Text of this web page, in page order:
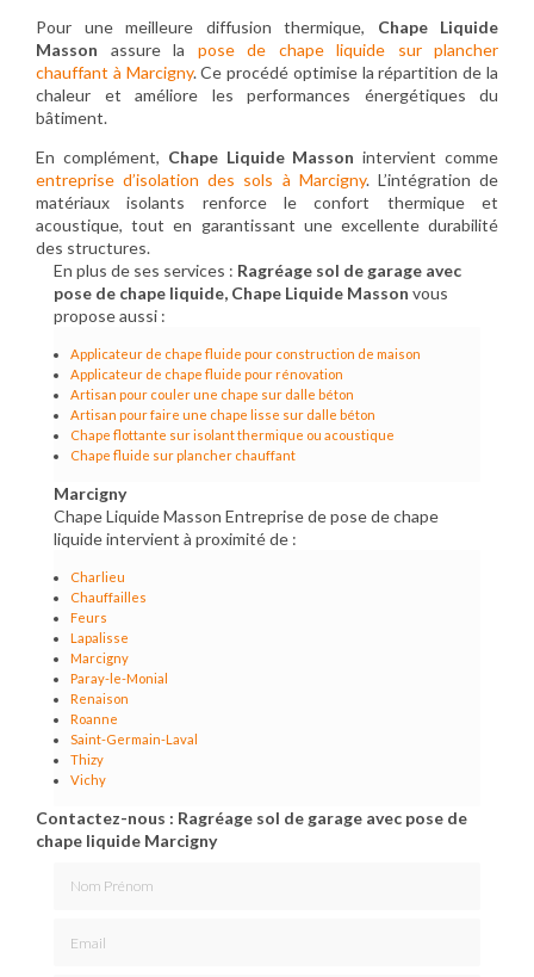
Pour une meilleure diffusion thermique, Chape Liquide
Masson assure la pose de chape liquide sur plancher
chauffant à Marcigny. Ce procédé optimise la répartition de la
chaleur et améliore les performances énergétiques du
bâtiment.
En complément, Chape Liquide Masson intervient comme
entreprise d’isolation des sols à Marcigny. L’intégration de
matériaux isolants renforce le confort thermique et
acoustique, tout en garantissant une excellente durabilité
des structures.
En plus de ses services : Ragréage sol de garage avec
pose de chape liquide, Chape Liquide Masson vous
propose aussi :
Applicateur de chape fluide pour construction de maison
Applicateur de chape fluide pour rénovation
Artisan pour couler une chape sur dalle béton
Artisan pour faire une chape lisse sur dalle béton
Chape flottante sur isolant thermique ou acoustique
Chape fluide sur plancher chauffant
Marcigny
Chape Liquide Masson Entreprise de pose de chape
liquide intervient à proximité de :
Charlieu
Chauffailles
Feurs
Lapalisse
Marcigny
Paray-le-Monial
Renaison
Roanne
Saint-Germain-Laval
Thizy
Vichy
Contactez-nous : Ragréage sol de garage avec pose de
chape liquide Marcigny